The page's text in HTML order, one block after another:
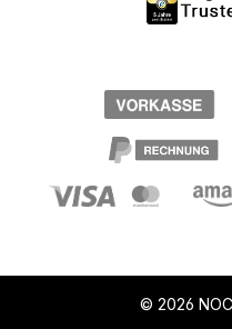
© 2026